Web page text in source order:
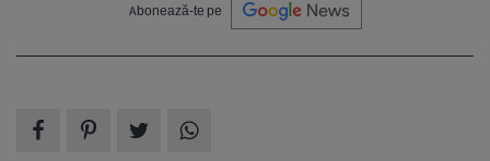
Abonează-te pe